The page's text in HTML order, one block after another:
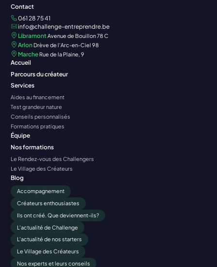
Contact
061 28 75 41
info@challenge-entreprendre.be
LibramontAvenue de Bouillon 78 C
Arlon Drève de l'Arc-en-Ciel 98
Marche Rue de la Plaine, 9
Accueil
Parcours du créateur
Services
Aides au financement
Test grandeur nature
Conseils personnalisés
Formations pratiques
Équipe
Nos formations
Le Rendez-vous des Challengers
Le Village des Créateurs
Blog
Accompagnement
Créateurs enthousiastes
Ils ont créé. Que deviennent-ils?
L'actualité de Challenge
L'actualité de nos starters
Le Village des Créateurs
Nos experts et leurs conseils